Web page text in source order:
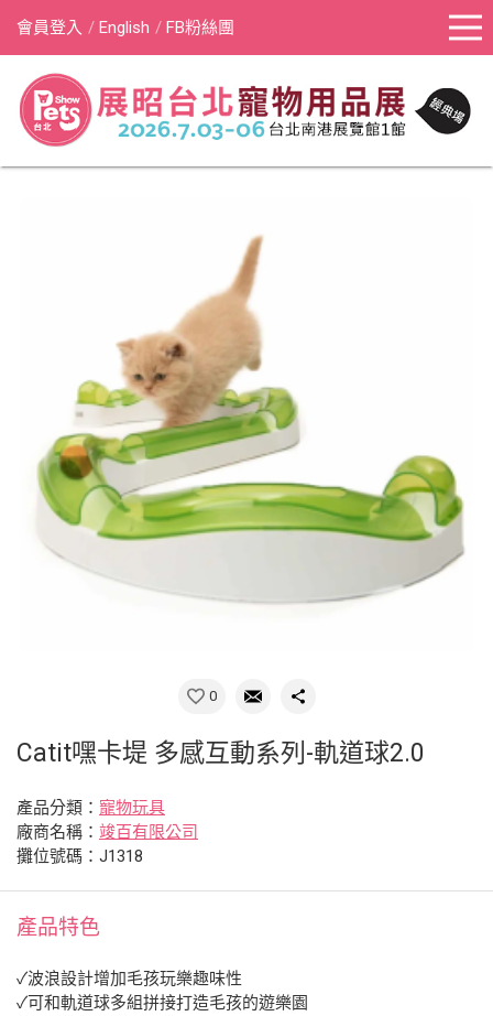
會員登入 English FB粉絲團
0
Catit嘿卡堤 多感互動系列-軌道球2.0
產品分類： 寵物玩具
廠商名稱： 竣百有限公司
攤位號碼：J1318
產品特色
✓波浪設計增加毛孩玩樂趣味性
✓可和軌道球多組拼接打造毛孩的遊樂園